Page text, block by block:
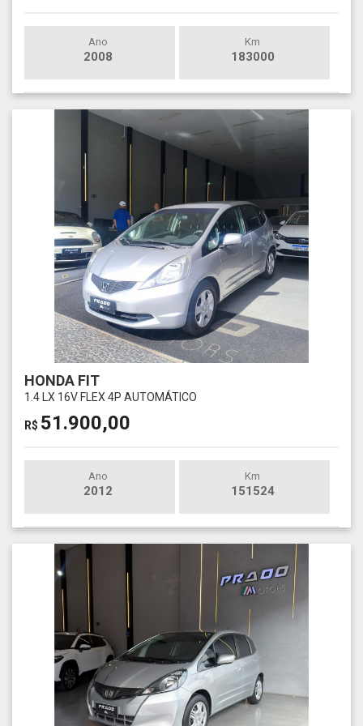
Ano
2008
Km
183000
HONDA FIT
1.4 LX 16V FLEX 4P AUTOMÁTICO
R$ 51.900,00
Ano
2012
Km
151524